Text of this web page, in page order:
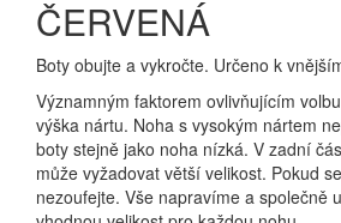
ČERVENÁ
Boty obujte a vykročte. Určeno k
Významným faktorem ovlivňujícím
výška nártu. Noha s vysokým nártem
boty stejně jako noha nízká. V zadní
může vyžadovat větší velikost. Pokud
nezoufejte. Vše napravíme a společně